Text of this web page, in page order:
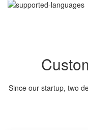
Since our startup, two